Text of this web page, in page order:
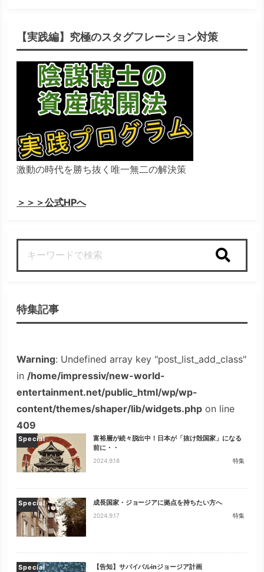
【実践編】究極のスタグフレーション対策
激動の時代を勝ち抜く唯一無二の解決策
＞＞＞公式HPへ
特集記事
Warning: Undefined array key "post_list_add_class"
in /home/impressiv/new-world-
entertainment.net/public_html/wp/wp-
content/themes/shaper/lib/widgets.php on line
409
Special
富裕層が続々脱出中！日本が「抜け殻国家」になる
前に・・
2024.9.18 特集
Special 成長国家・ジョージアに拠点を持ちたい方へ
2024.9.17 特集
Special 【告知】サバイバルinジョージア計画